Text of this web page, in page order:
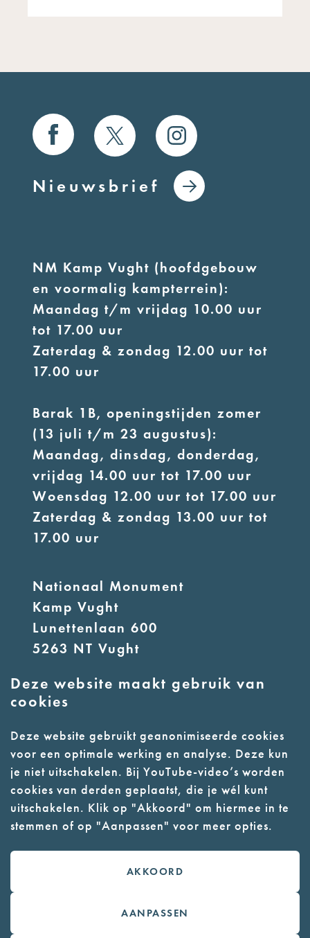
Deze website maakt gebruik van
cookies
Deze website gebruikt geanonimiseerde cookies
voor een optimale werking en analyse. Deze kun
je niet uitschakelen. Bij YouTube-video’s worden
cookies van derden geplaatst, die je wél kunt
uitschakelen. Klik op "Akkoord" om hiermee in te
stemmen of op "Aanpassen" voor meer opties.
AKKOORD
AANPASSEN
Nieuwsbrief
NM Kamp Vught (hoofdgebouw
en voormalig kampterrein):
Maandag t/m vrijdag 10.00 uur
tot 17.00 uur
Zaterdag & zondag 12.00 uur tot
17.00 uur
Barak 1B, openingstijden zomer
(13 juli t/m 23 augustus):
Maandag, dinsdag, donderdag,
vrijdag 14.00 uur tot 17.00 uur
Woensdag 12.00 uur tot 17.00 uur
Zaterdag & zondag 13.00 uur tot
17.00 uur
Nationaal Monument
Kamp Vught
Lunettenlaan 600
5263 NT Vught
E:info@nmkampvught.nl
- Parkeer in de vakken of in de
parkeergarage (begane grond)
- Alleen geleidehonden
toegestaan